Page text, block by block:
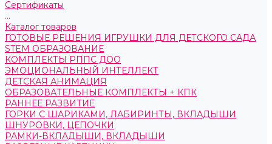
Сертификаты
...
Каталог товаров
ГОТОВЫЕ РЕШЕНИЯ ИГРУШКИ ДЛЯ ДЕТСКОГО САДА
STEM ОБРАЗОВАНИЕ
КОМПЛЕКТЫ РППС ДОО
ЭМОЦИОНАЛЬНЫЙ ИНТЕЛЛЕКТ
ДЕТСКАЯ АНИМАЦИЯ
ОБРАЗОВАТЕЛЬНЫЕ КОМПЛЕКТЫ + КПК
РАННЕЕ РАЗВИТИЕ
ГОРКИ С ШАРИКАМИ, ЛАБИРИНТЫ, ВКЛАДЫШИ
ШНУРОВКИ, ЦЕПОЧКИ
РАМКИ-ВКЛАДЫШИ, ВКЛАДЫШИ